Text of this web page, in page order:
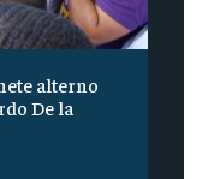
alterno
De la